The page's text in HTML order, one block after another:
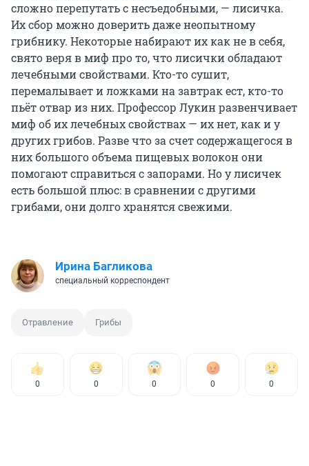
сложно перепутать с несъедобными, — лисичка.
Их сбор можно доверить даже неопытному
грибнику. Некоторые набирают их как не в себя,
свято веря в миф про то, что лисички обладают
лечебными свойствами. Кто-то сушит,
перемалывает и ложками на завтрак ест, кто-то
пьёт отвар из них. Профессор Лукин развенчивает
миф об их лечебных свойствах — их нет, как и у
других грибов. Разве что за счет содержащегося в
них большого объема пищевых волокон они
помогают справиться с запорами. Но у лисичек
есть большой плюс: в сравнении с другими
грибами, они долго хранятся свежими.
Ирина Багликова
специальный корреспондент
Отравление Грибы
0 0 0 0 0